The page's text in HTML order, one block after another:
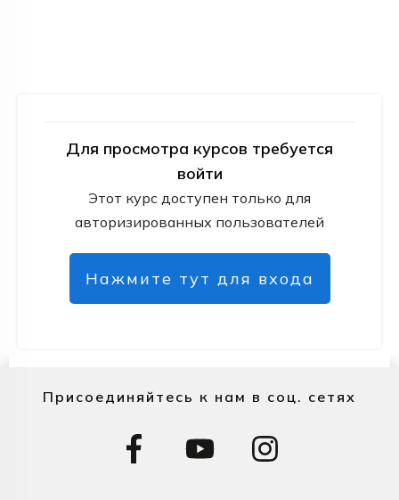
Для просмотра курсов требуется
войти
Этот курс доступен только для
авторизированных пользователей
Нажмите тут для входа
Присоединяйтесь к нам в соц. сетях